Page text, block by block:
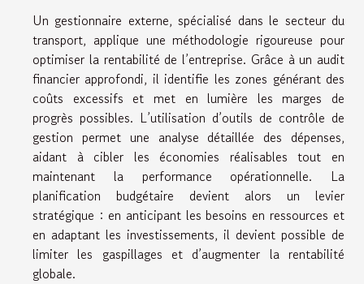
Un gestionnaire externe, spécialisé dans le secteur du
transport, applique une méthodologie rigoureuse pour
optimiser la rentabilité de l’entreprise. Grâce à un audit
financier approfondi, il identifie les zones générant des
coûts excessifs et met en lumière les marges de
progrès possibles. L’utilisation d’outils de contrôle de
gestion permet une analyse détaillée des dépenses,
aidant à cibler les économies réalisables tout en
maintenant la performance opérationnelle. La
planification budgétaire devient alors un levier
stratégique : en anticipant les besoins en ressources et
en adaptant les investissements, il devient possible de
limiter les gaspillages et d’augmenter la rentabilité
globale.